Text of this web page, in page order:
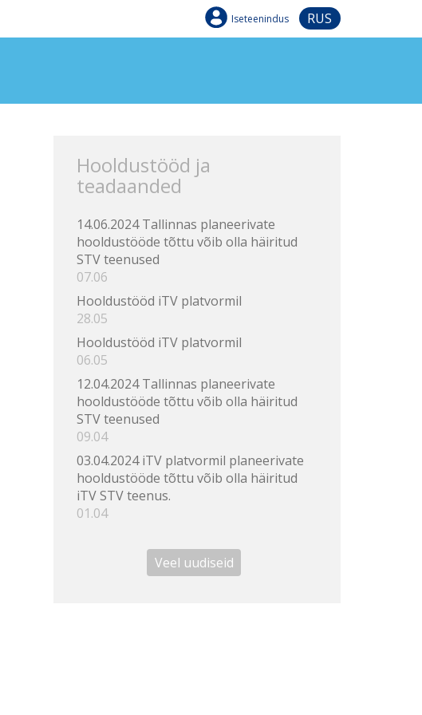
Iseteenindus RUS
Hooldustööd ja
teadaanded
14.06.2024 Tallinnas planeerivate
hooldustööde tõttu võib olla häiritud
STV teenused
07.06
Hooldustööd iTV platvormil
28.05
Hooldustööd iTV platvormil
06.05
12.04.2024 Tallinnas planeerivate
hooldustööde tõttu võib olla häiritud
STV teenused
09.04
03.04.2024 iTV platvormil planeerivate
hooldustööde tõttu võib olla häiritud
iTV STV teenus.
01.04
Veel uudiseid